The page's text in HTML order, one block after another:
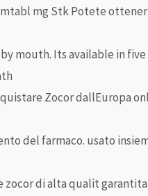
mg Stk Potete
mouth. Its available in
Zocor dallEuropa
del farmaco. usato
di alta qualit